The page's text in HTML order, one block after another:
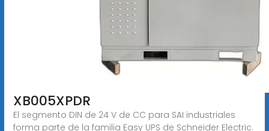
XB005XPDR
El segmento DIN de 24 V de CC para SAI industriales
forma parte de la familia Easy UPS de Schneider Electric.